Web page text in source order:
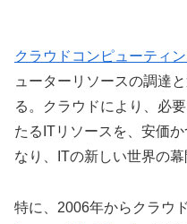
クラウドコンピューティ
ューターリソースの調達
る。クラウドにより、必
たるITリソースを、安価
なり、ITの新しい世界の幕
特に、2006年からクラウ